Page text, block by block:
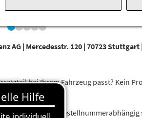
AG | Mercedesstr. 120 | 70723 Stuttgart |
bei Ihrem Fahrzeug passt? Kein
oder